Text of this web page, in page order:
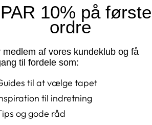
10% på første
ordre
medlem af vores kundeklub og få
til fordele som:
til at vælge tapet
til indretning
og gode råd